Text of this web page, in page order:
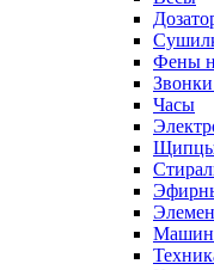
Фены
Часы